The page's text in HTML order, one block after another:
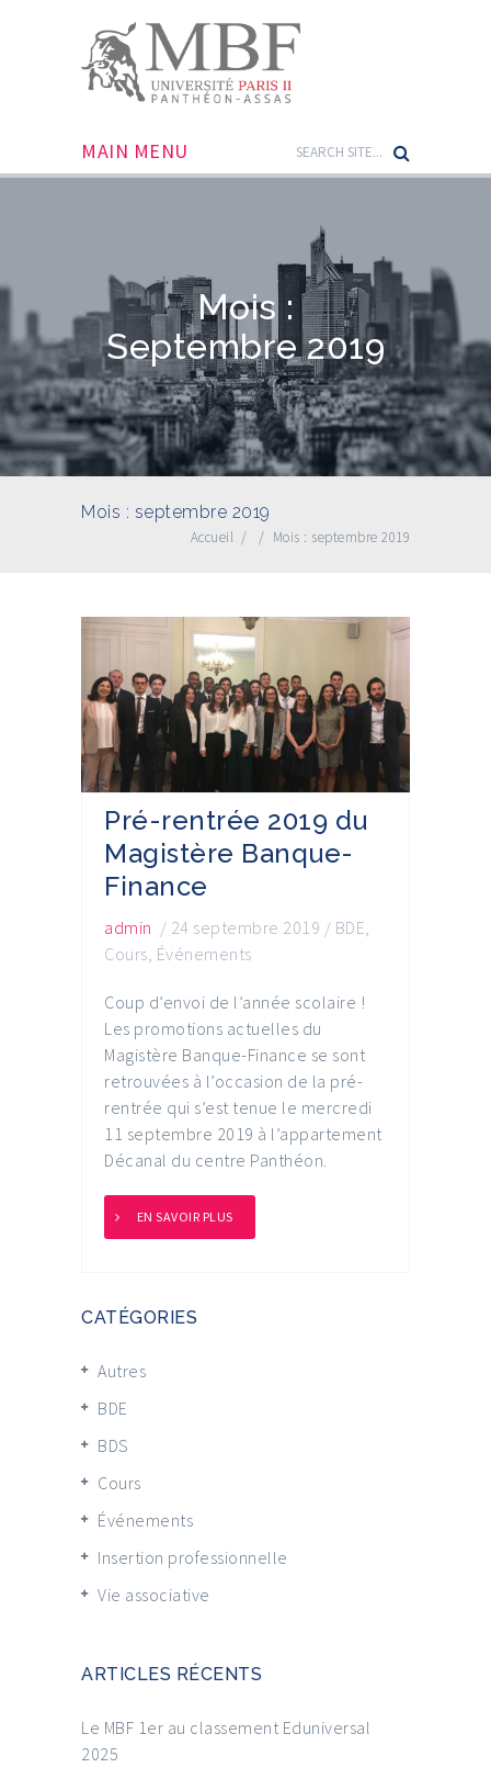
MAIN MENU
Mois :
Septembre 2019
Mois : septembre 2019
Accueil / / Mois : septembre 2019
Pré-rentrée 2019 du
Magistère Banque-
Finance
admin / 24 septembre 2019 / BDE,
Cours, Événements
Coup d’envoi de l’année scolaire !
Les promotions actuelles du
Magistère Banque-Finance se sont
retrouvées à l’occasion de la pré-
rentrée qui s’est tenue le mercredi
11 septembre 2019 à l’appartement
Décanal du centre Panthéon.
EN SAVOIR PLUS
CATÉGORIES
Autres
BDE
BDS
Cours
Événements
Insertion professionnelle
Vie associative
ARTICLES RÉCENTS
Le MBF 1er au classement Eduniversal
2025